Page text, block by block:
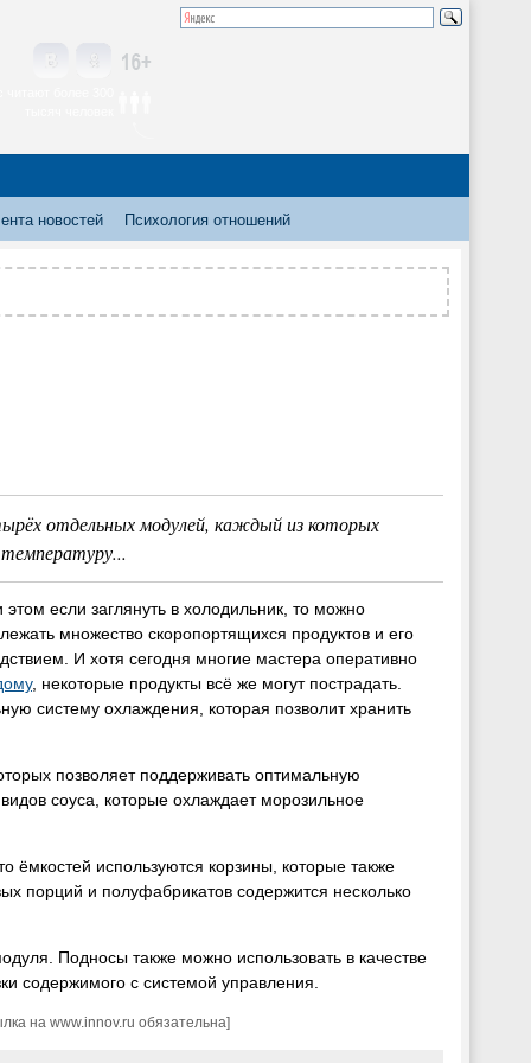
новостей Психология отношений
отдельных модулей, каждый из которых
если заглянуть в холодильник, то можно
множество скоропортящихся продуктов и его
И хотя сегодня многие мастера оперативно
, некоторые продукты всё же могут пострадать.
систему охлаждения, которая позволит хранить
позволяет поддерживать оптимальную
соуса, которые охлаждает морозильное
используются корзины, которые также
порций и полуфабрикатов содержится несколько
Подносы также можно использовать в качестве
содержимого с системой управления.
на www.innov.ru обязательна]